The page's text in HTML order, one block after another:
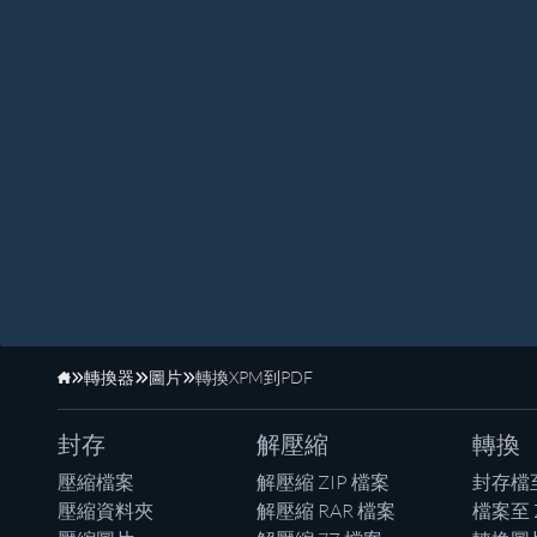
首頁
轉換器 圖片 轉換XPM到PDF
封存
壓縮檔案
壓縮資料夾
解壓縮
解壓縮 ZIP 檔案
解壓縮 RAR 檔案
轉換
封存檔
檔案至